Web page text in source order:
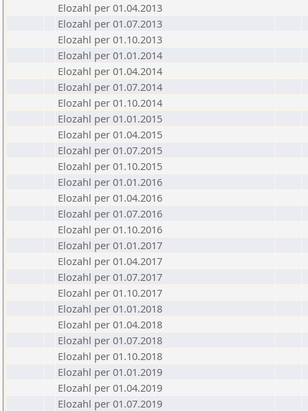
Elozahl per 01.04.2013
Elozahl per 01.07.2013
Elozahl per 01.10.2013
Elozahl per 01.01.2014
Elozahl per 01.04.2014
Elozahl per 01.07.2014
Elozahl per 01.10.2014
Elozahl per 01.01.2015
Elozahl per 01.04.2015
Elozahl per 01.07.2015
Elozahl per 01.10.2015
Elozahl per 01.01.2016
Elozahl per 01.04.2016
Elozahl per 01.07.2016
Elozahl per 01.10.2016
Elozahl per 01.01.2017
Elozahl per 01.04.2017
Elozahl per 01.07.2017
Elozahl per 01.10.2017
Elozahl per 01.01.2018
Elozahl per 01.04.2018
Elozahl per 01.07.2018
Elozahl per 01.10.2018
Elozahl per 01.01.2019
Elozahl per 01.04.2019
Elozahl per 01.07.2019